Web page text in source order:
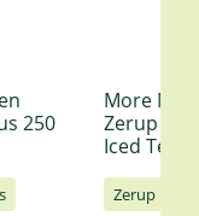
250
More
Zerup
Iced Tea
Zerup